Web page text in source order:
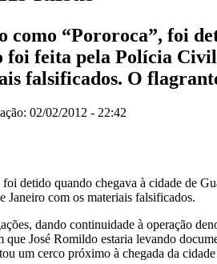
como “Pororoca”, foi
feita pela Polícia
falsificados. O
02/02/2012 - 22:42
detido quando chegava à cidade de
com os materiais falsificados.
dando continuidade à operação
José Romildo estaria levando
um cerco próximo à chegada da